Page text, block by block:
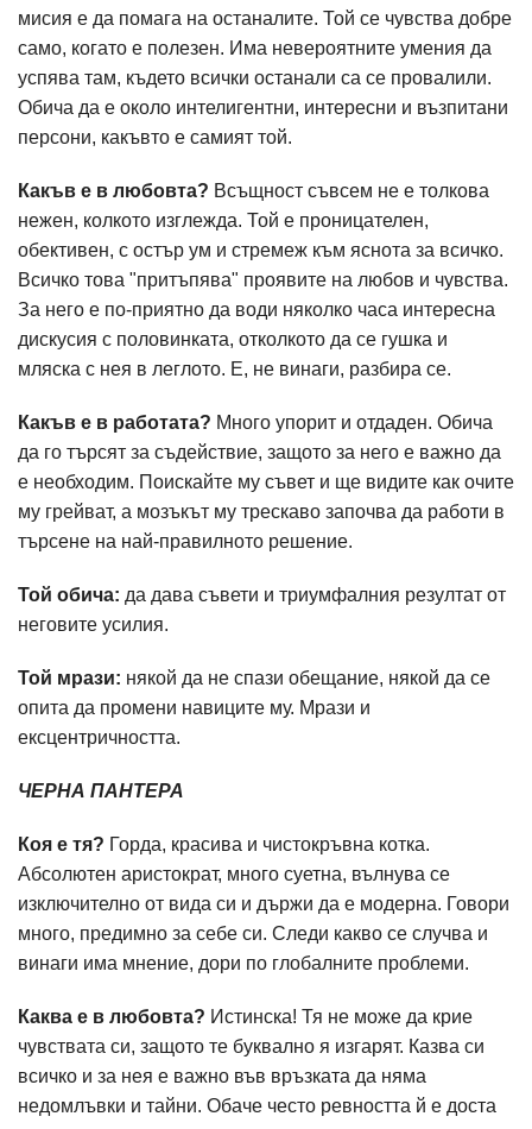
мисия е да помага на останалите. Той се чувства добре
само, когато е полезен. Има невероятните умения да
успява там, където всички останали са се провалили.
Обича да е около интелигентни, интересни и възпитани
персони, какъвто е самият той.
Какъв е в любовта? Всъщност съвсем не е толкова
нежен, колкото изглежда. Той е проницателен,
обективен, с остър ум и стремеж към яснота за всичко.
Всичко това "притъпява" проявите на любов и чувства.
За него е по-приятно да води няколко часа интересна
дискусия с половинката, отколкото да се гушка и
мляска с нея в леглото. Е, не винаги, разбира се.
Какъв е в работата? Много упорит и отдаден. Обича
да го търсят за съдействие, защото за него е важно да
е необходим. Поискайте му съвет и ще видите как очите
му грейват, а мозъкът му трескаво започва да работи в
търсене на най-правилното решение.
Той обича: да дава съвети и триумфалния резултат от
неговите усилия.
Той мрази: някой да не спази обещание, някой да се
опита да промени навиците му. Мрази и
ексцентричността.
ЧЕРНА ПАНТЕРА
Коя е тя? Горда, красива и чистокръвна котка.
Абсолютен аристократ, много суетна, вълнува се
изключително от вида си и държи да е модерна. Говори
много, предимно за себе си. Следи какво се случва и
винаги има мнение, дори по глобалните проблеми.
Каква е в любовта? Истинска! Тя не може да крие
чувствата си, защото те буквално я изгарят. Казва си
всичко и за нея е важно във връзката да няма
недомлъвки и тайни. Обаче често ревността й е доста